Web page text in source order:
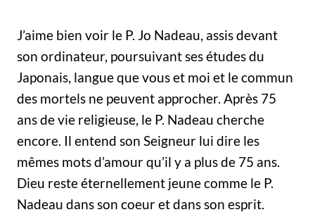
J’aime bien voir le P. Jo Nadeau, assis devant
son ordinateur, poursuivant ses études du
Japonais, langue que vous et moi et le commun
des mortels ne peuvent approcher. Après 75
ans de vie religieuse, le P. Nadeau cherche
encore. Il entend son Seigneur lui dire les
mêmes mots d’amour qu’il y a plus de 75 ans.
Dieu reste éternellement jeune comme le P.
Nadeau dans son coeur et dans son esprit.